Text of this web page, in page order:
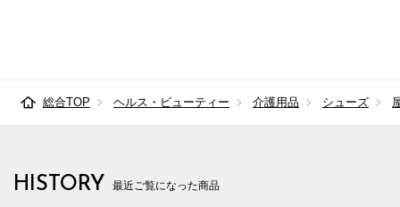
総合TOP ヘルス・ビューティー 介護用品 シューズ
HISTORY 最近ご覧になった商品